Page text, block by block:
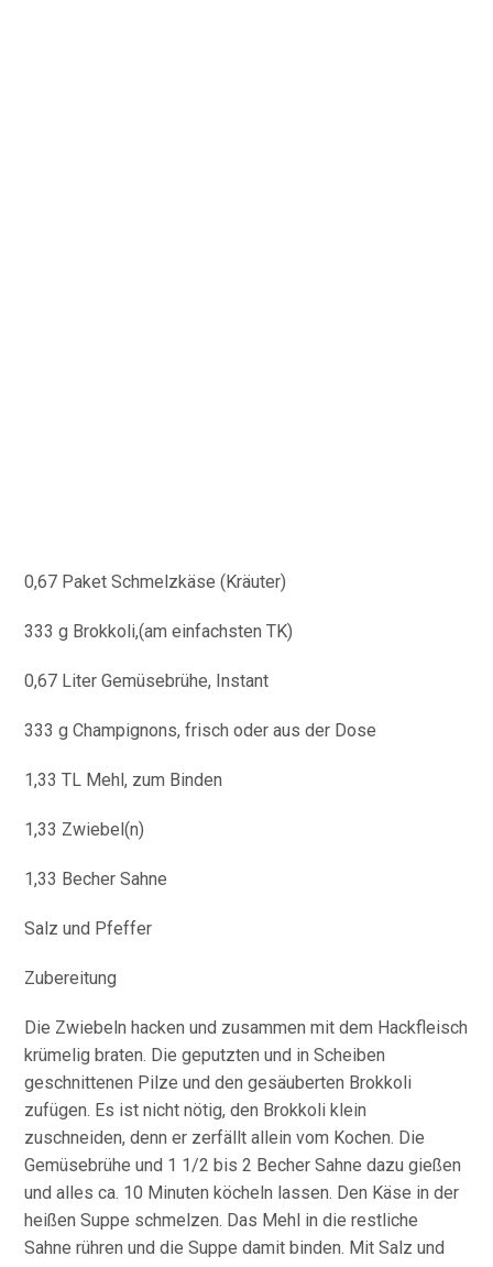
0,67 Paket Schmelzkäse (Kräuter)
333 g Brokkoli,(am einfachsten TK)
0,67 Liter Gemüsebrühe, Instant
333 g Champignons, frisch oder aus der Dose
1,33 TL Mehl, zum Binden
1,33 Zwiebel(n)
1,33 Becher Sahne
Salz und Pfeffer
Zubereitung
Die Zwiebeln hacken und zusammen mit dem Hackfleisch
krümelig braten. Die geputzten und in Scheiben
geschnittenen Pilze und den gesäuberten Brokkoli
zufügen. Es ist nicht nötig, den Brokkoli klein
zuschneiden, denn er zerfällt allein vom Kochen. Die
Gemüsebrühe und 1 1/2 bis 2 Becher Sahne dazu gießen
und alles ca. 10 Minuten köcheln lassen. Den Käse in der
heißen Suppe schmelzen. Das Mehl in die restliche
Sahne rühren und die Suppe damit binden. Mit Salz und